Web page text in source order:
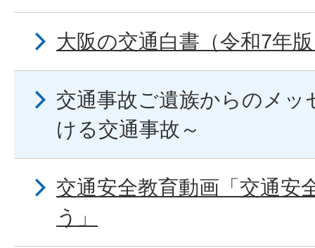
大阪の交通白書（令和7年
交通事故ご遺族からのメッ
ける交通事故～
交通安全教育動画「交通安
う」